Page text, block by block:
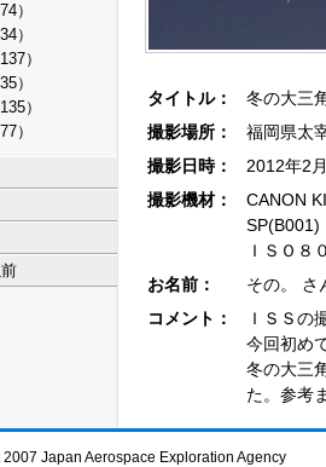
74）
34）
137）
35）
135）
77）
タイトル：
冬の大三
撮影場所：
福岡県太
撮影日時：
2012年2
撮影機材：
CANON
SP(B001)
ＩＳＯ８
お名前：
その。 さ
コメント：
ＩＳＳの
今回初め
冬の大三
た。参考
Japan Aerospace Exploration Agency